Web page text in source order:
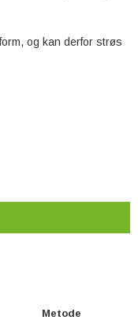
og kan derfor strøs
Metode